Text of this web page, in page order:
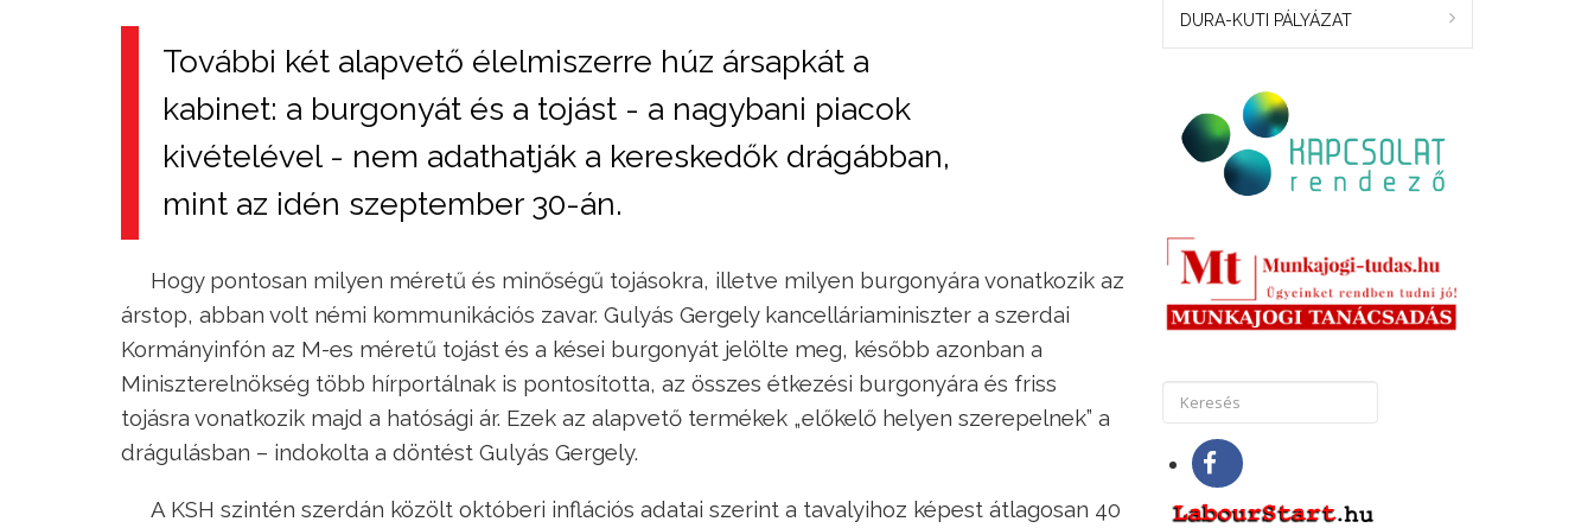
További két alapvető élelmiszerre húz ársapkát a
kabinet: a burgonyát és a tojást - a nagybani piacok
kivételével - nem adathatják a kereskedők drágábban,
mint az idén szeptember 30-án.
Hogy pontosan milyen méretű és minőségű tojásokra, illetve milyen burgonyára vonatkozik az
árstop, abban volt némi kommunikációs zavar. Gulyás Gergely kancelláriaminiszter a szerdai
Kormányinfón az M-es méretű tojást és a kései burgonyát jelölte meg, később azonban a
Miniszterelnökség több hírportálnak is pontosította, az összes étkezési burgonyára és friss
tojásra vonatkozik majd a hatósági ár. Ezek az alapvető termékek „előkelő helyen szerepelnek” a
drágulásban – indokolta a döntést Gulyás Gergely.
A KSH szintén szerdán közölt októberi inflációs adatai szerint a tavalyihoz képest átlagosan 40
DURA-KUTI PÁLYÁZAT